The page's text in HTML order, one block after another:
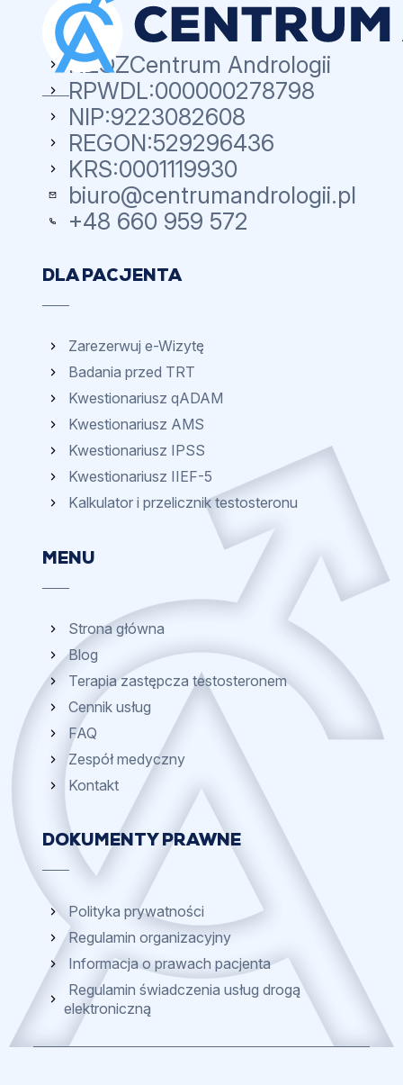
NZOZCentrum Andrologii
RPWDL:000000278798
NIP:9223082608
REGON:529296436
KRS:0001119930
biuro@centrumandrologii.pl
+48 660 959 572
DLA PACJENTA
Zarezerwuj e-Wizytę
Badania przed TRT
Kwestionariusz qADAM
Kwestionariusz AMS
Kwestionariusz IPSS
Kwestionariusz IIEF-5
Kalkulator i przelicznik testosteronu
MENU
Strona główna
Blog
Terapia zastępcza testosteronem
Cennik usług
FAQ
Zespół medyczny
Kontakt
DOKUMENTY PRAWNE
Polityka prywatności
Regulamin organizacyjny
Informacja o prawach pacjenta
Regulamin świadczenia usług drogą
elektroniczną